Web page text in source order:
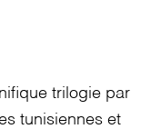
trilogie par
tunisiennes et